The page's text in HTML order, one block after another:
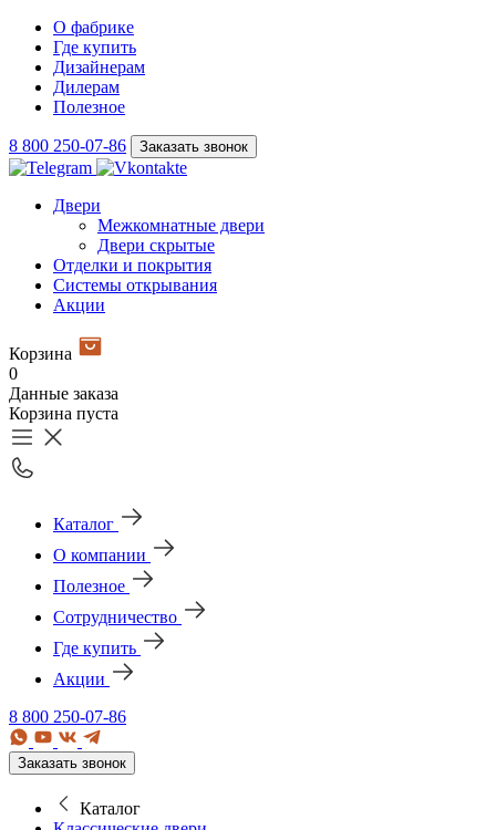
О фабрике
Где купить
Дизайнерам
Дилерам
Полезное
8 800 250-07-86 Заказать звонок
Двери
Межкомнатные двери
Двери скрытые
Отделки и покрытия
Системы открывания
Акции
Корзина
0
Данные заказа
Корзина пуста
Каталог
О компании
Полезное
Сотрудничество
Где купить
Акции
8 800 250-07-86
Заказать звонок
Каталог